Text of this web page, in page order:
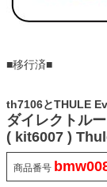
■移行済■
th7106とTHULE
ダイレクトル
( kit6007 )
商品番号